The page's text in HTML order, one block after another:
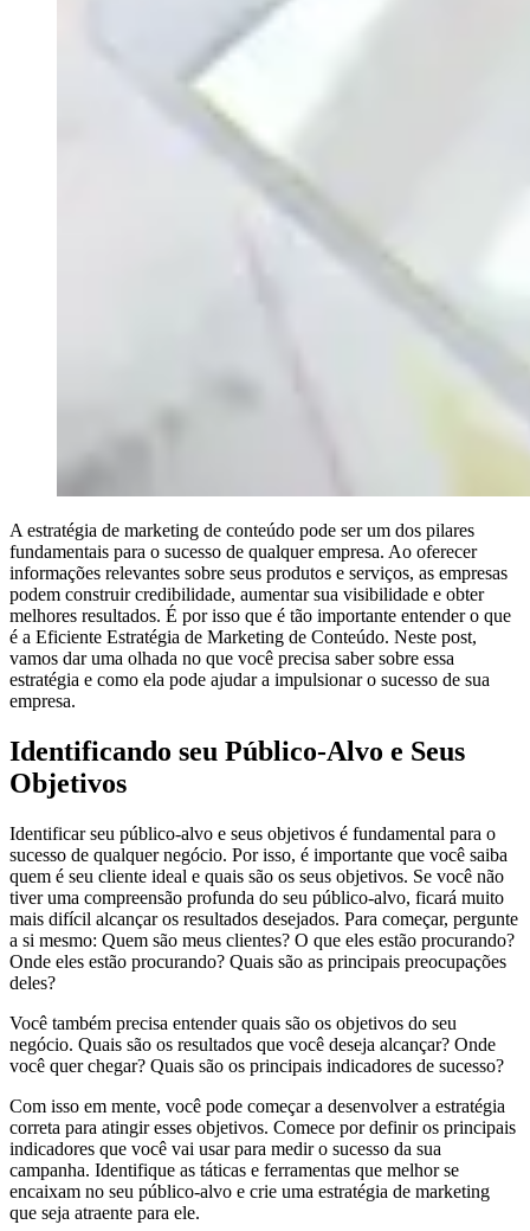
A estratégia de marketing de conteúdo pode ser um dos pilares
fundamentais para o sucesso de qualquer empresa. Ao oferecer
informações relevantes sobre seus produtos e serviços, as empresas
podem construir credibilidade, aumentar sua visibilidade e obter
melhores resultados. É por isso que é tão importante entender o que
é a Eficiente Estratégia de Marketing de Conteúdo. Neste post,
vamos dar uma olhada no que você precisa saber sobre essa
estratégia e como ela pode ajudar a impulsionar o sucesso de sua
empresa.
Identificando seu Público-Alvo e Seus
Objetivos
Identificar seu público-alvo e seus objetivos é fundamental para o
sucesso de qualquer negócio. Por isso, é importante que você saiba
quem é seu cliente ideal e quais são os seus objetivos. Se você não
tiver uma compreensão profunda do seu público-alvo, ficará muito
mais difícil alcançar os resultados desejados. Para começar, pergunte
a si mesmo: Quem são meus clientes? O que eles estão procurando?
Onde eles estão procurando? Quais são as principais preocupações
deles?
Você também precisa entender quais são os objetivos do seu
negócio. Quais são os resultados que você deseja alcançar? Onde
você quer chegar? Quais são os principais indicadores de sucesso?
Com isso em mente, você pode começar a desenvolver a estratégia
correta para atingir esses objetivos. Comece por definir os principais
indicadores que você vai usar para medir o sucesso da sua
campanha. Identifique as táticas e ferramentas que melhor se
encaixam no seu público-alvo e crie uma estratégia de marketing
que seja atraente para ele.